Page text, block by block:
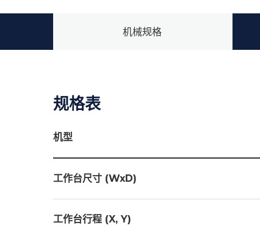
机械规格
规格表
机型
工作台尺寸 (WxD)
工作台行程 (X, Y)
标准配件
选择配件